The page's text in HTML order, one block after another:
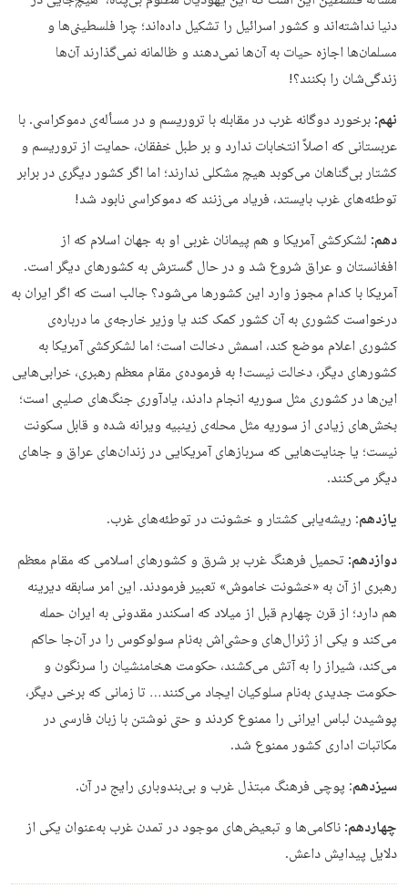
دنیا نداشته‌اند و کشور اسرائیل را تشکیل داده‌اند؛ چرا فلسطینی‌ها و
مسلمان‌ها اجازه حیات به آن‌ها نمی‌دهند و ظالمانه نمی‌گذارند آن‌ها
زندگی‌شان را بکنند؟!
نهم:برخورد دوگانه غرب در مقابله با تروریسم و در مسأله‌ی دموکراسی. با
عربستانی که اصلاً انتخابات ندارد و بر طبل خفقان، حمایت از تروریسم و
کشتار بی‌گناهان می‌کوبد هیچ مشکلی ندارند؛ اما اگر کشور دیگری در برابر
توطئه‌های غرب بایستد، فریاد می‌زنند که دموکراسی نابود شد!
دهم: لشکرکشی آمریکا و هم پیمانان غربی او به جهان اسلام که از
افغانستان و عراق شروع شد و در حال گسترش به کشورهای دیگر است.
آمریکا با کدام مجوز وارد این کشورها می‌شود؟ جالب است که اگر ایران به
درخواست کشوری به آن‌ کشور کمک کند یا وزیر خارجه‌ی ما درباره‌ی
کشوری اعلام موضع کند، ‌اسمش دخالت است؛ اما لشکرکشی آمریکا به
کشورهای دیگر، دخالت نیست! به فرموده‌ی مقام معظم رهبری، خرابی‌هایی
این‌ها در کشوری مثل سوریه انجام دادند، یادآوری جنگ‌های صلیبی است؛
بخش‌های زیادی از سوریه مثل محله‌ی زینبیه ویرانه شده و قابل سکونت
نیست؛ یا جنایت‌هایی که سربازهای آمریکایی در زندان‌های عراق و جاهای
دیگر می‌کنند.
یازدهم: ریشه‌یابی کشتار و خشونت در توطئه‌های غرب.
دوازدهم:تحمیل فرهنگ غرب بر شرق و کشورهای اسلامی که مقام معظم
رهبری از آن به «خشونت خاموش» تعبیر فرمودند. این امر سابقه دیرینه
هم دارد؛ از قرن چهارم قبل از میلاد که اسکندر مقدونی به ایران حمله
می‌کند و یکی از ژنرال‌های وحشی‌اش به‌نام سولوکوس را در آن‌جا حاکم
می‌کند، شیراز را به آتش می‌کشند، حکومت هخامنشیان را سرنگون و
حکومت جدیدی به‌نام سلوکیان ایجاد می‌کنند… تا زمانی که برخی دیگر،
پوشیدن لباس ایرانی را ممنوع کردند و حتی نوشتن با زبان فارسی در
مکاتبات اداری کشور ممنوع شد.
سیزدهم: پوچی فرهنگ مبتذل غرب و بی‌بندوباری رایج در آن.
چهاردهم:ناکامی‌ها و تبعیض‌های موجود در تمدن غرب به‌عنوان یکی از
دلایل پیدایش داعش.